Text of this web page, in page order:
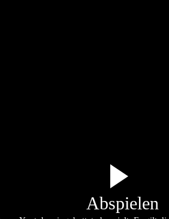
Abspielen